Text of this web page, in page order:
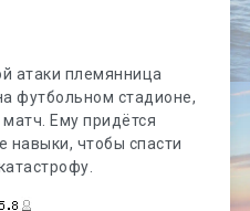
атаки племянница
футбольном стадионе,
Ему придётся
навыки, чтобы спасти